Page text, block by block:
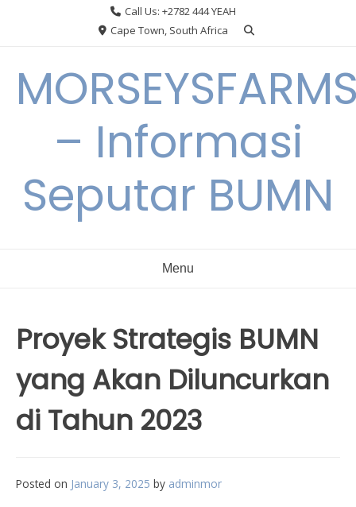
Call Us: +2782 444 YEAH
Cape Town, South Africa
– Informasi
Seputar BUMN
Menu
Proyek Strategis BUMN
yang Akan Diluncurkan
di Tahun 2023
Posted on January 3, 2025 by adminmor